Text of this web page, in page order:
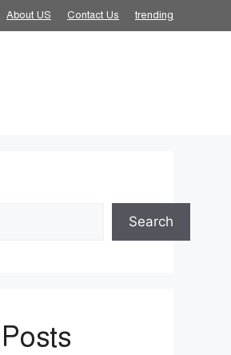
About US Contact Us trending
Search